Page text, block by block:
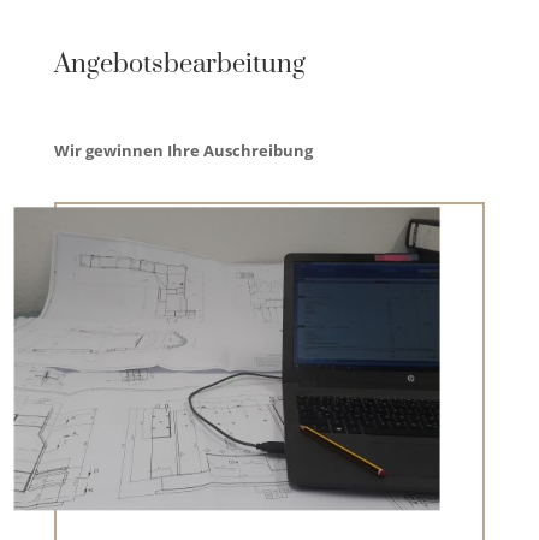
Angebotsbearbeitung
Wir gewinnen Ihre Auschreibung